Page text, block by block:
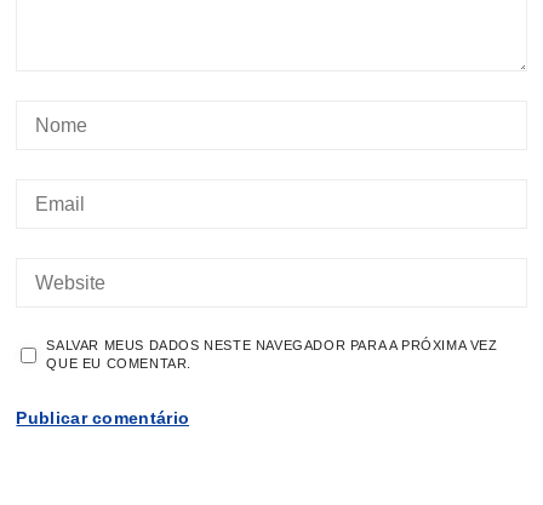
SALVAR MEUS DADOS NESTE NAVEGADOR PARA A PRÓXIMA VEZ
QUE EU COMENTAR.